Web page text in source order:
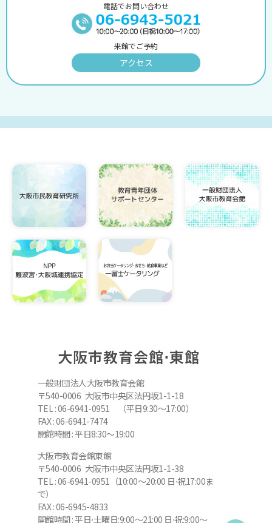
電話でお問い合わせ
来館でご予約
アクセス
大阪市教育会館⋅東館
一般財団法人大阪市教育会館
〒540-0006 大阪市中央区法円坂1-1-18
TEL : 06-6941-0951 （平日9:30～17:00）
FAX : 06-6941-7474
開館時間 : 平日8:30～19:00
大阪市教育会館東館
〒540-0006 大阪市中央区法円坂1-1-38
TEL : 06-6941-0951（10:00～20:00 日⋅祝17:00ま
で）
FAX : 06-6945-4833
開館時間 : 平日⋅土曜日:9:00～21:00 日⋅祝:9:00～